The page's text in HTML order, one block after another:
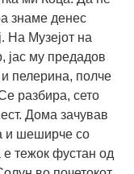
знаме денес
На Музејот на
јас му предадов
пелерина, полче
разбира, сето
Дома зачував
и шеширче со
тежок фустан од